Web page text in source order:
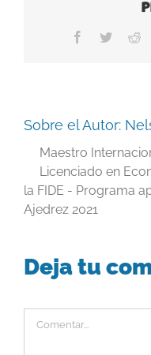
Facebook
Twitter
Sobre el Autor:
Maestro
Licenciado en
la FIDE - Programa
Ajedrez 2021
Deja tu